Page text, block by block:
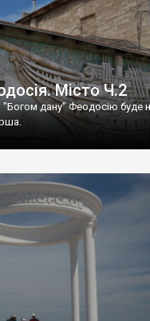
Місто Ч.2
"Богом дану" Феодосію буде